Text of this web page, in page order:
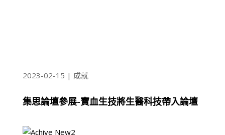
2023-02-15 | 成就
集思論壇參展-寶血生技將生醫科技帶入論壇